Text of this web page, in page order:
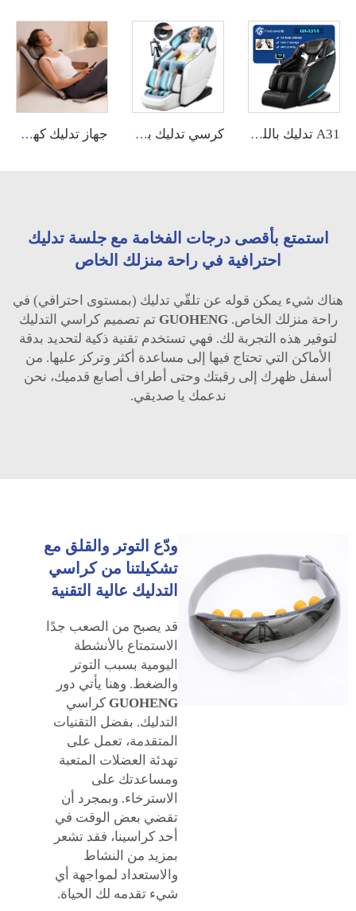
A31 تدليك باللمس شاشة كهربائية 8D ذو جاذبية صفرية كرسي فاخر لتدليك الجسم بالكامل سعر كرسي التدليك كرسي تدليك بمقاس كبير جدًا XL، طويل القامة، بتقنية 4D كهربائية، كرسي تدليك احترافي لباديكير 2024 للجسم جهاز تدليك كهربائي محمول للرقبة والظهر بنظام الشياتسو، لتخفيف الألم مع تدفئة مريحة
استمتع بأقصى درجات الفخامة مع جلسة تدليك
احترافية في راحة منزلك الخاص
هناك شيء يمكن قوله عن تلقّي تدليك (بمستوى احترافي) في
راحة منزلك الخاص.GUOHENG تم تصميم كراسي التدليك
لتوفير هذه التجربة لك. فهي تستخدم تقنية ذكية لتحديد بدقة
الأماكن التي تحتاج فيها إلى مساعدة أكثر وتركز عليها. من
أسفل ظهرك إلى رقبتك وحتى أطراف أصابع قدميك، نحن
ندعمك يا صديقي.
ودّع التوتر والقلق مع
تشكيلتنا من كراسي
التدليك عالية التقنية
قد يصبح من الصعب جدًا
الاستمتاع بالأنشطة
اليومية بسبب التوتر
والضغط. وهنا يأتي دور
GUOHENG كراسي
التدليك. بفضل التقنيات
المتقدمة، تعمل على
تهدئة العضلات المتعبة
ومساعدتك على
الاسترخاء. وبمجرد أن
تقضي بعض الوقت في
أحد كراسينا، فقد تشعر
بمزيد من النشاط
والاستعداد لمواجهة أي
شيء تقدمه لك الحياة.